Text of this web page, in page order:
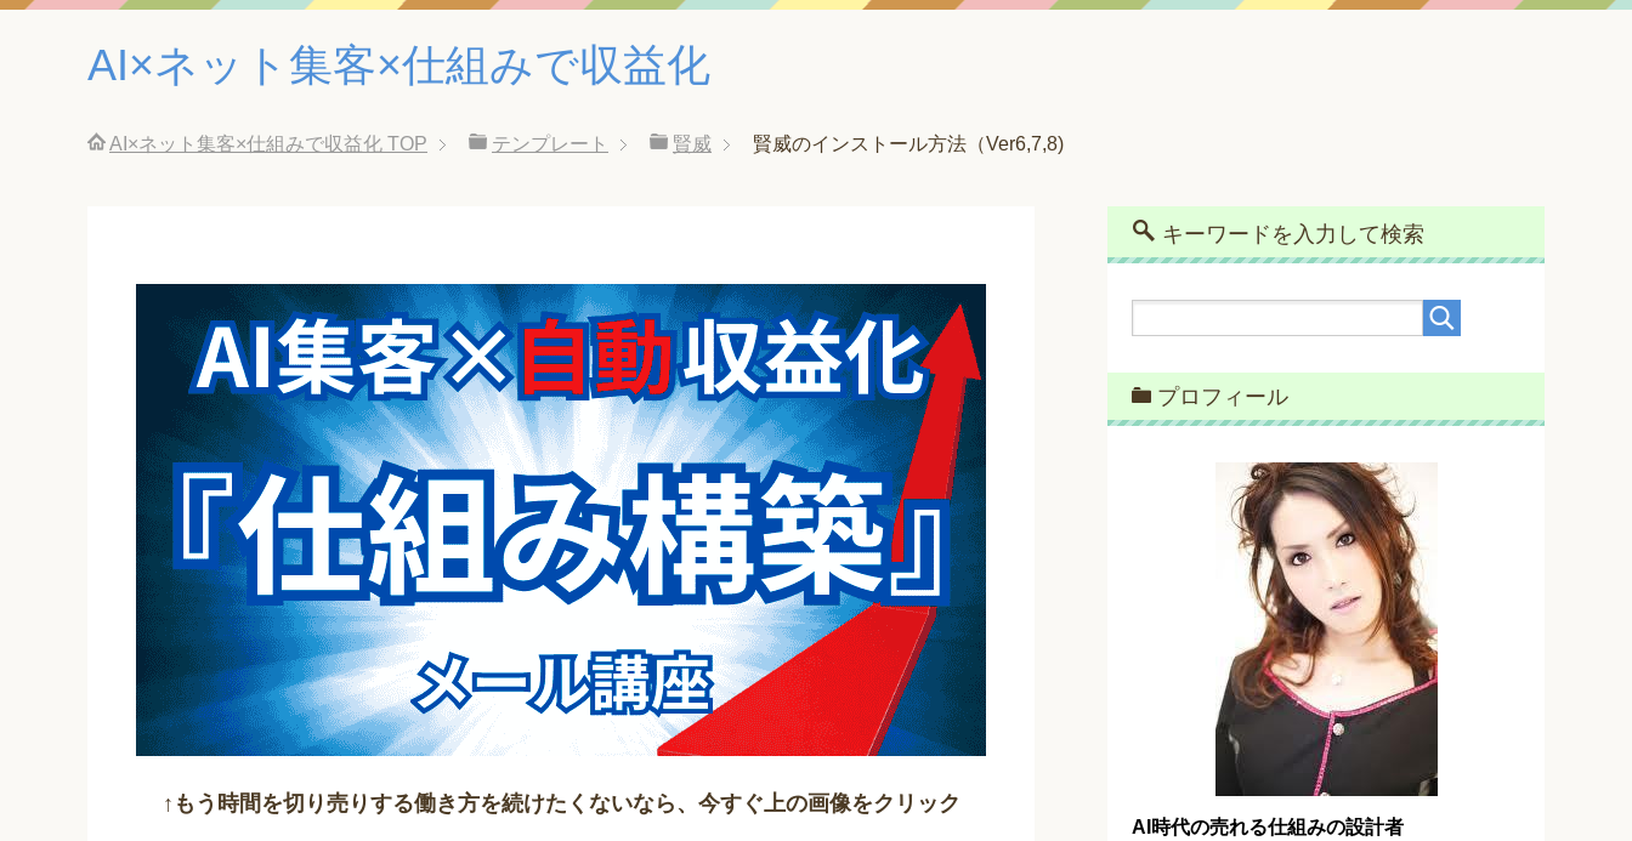
AI×ネット集客×仕組みで収益化
AI×ネット集客×仕組みで収益化 TOP テンプレート 賢威 賢威のインストール方法（Ver6,7,8)
↑もう時間を切り売りする働き方を続けたくないなら、今すぐ上の画像をクリック
キーワードを入力して検索
プロフィール
AI時代の売れる仕組みの設計者